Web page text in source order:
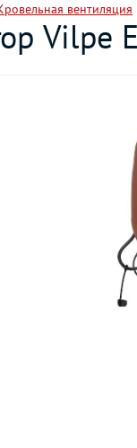
вентиляция
Vilpe